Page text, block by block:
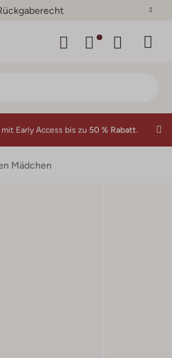
Early Access bis zu 50 % Rabatt.
Mädchen